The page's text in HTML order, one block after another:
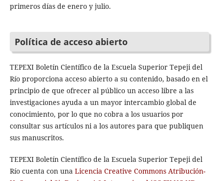
primeros días de enero y julio.
Política de acceso abierto
TEPEXI Boletín Científico de la Escuela Superior Tepeji del
Río proporciona acceso abierto a su contenido, basado en el
principio de que ofrecer al público un acceso libre a las
investigaciones ayuda a un mayor intercambio global de
conocimiento, por lo que no cobra a los usuarios por
consultar sus artículos ni a los autores para que publiquen
sus manuscritos.
TEPEXI Boletín Científico de la Escuela Superior Tepeji del
Río cuenta con una Licencia Creative Commons Atribución-